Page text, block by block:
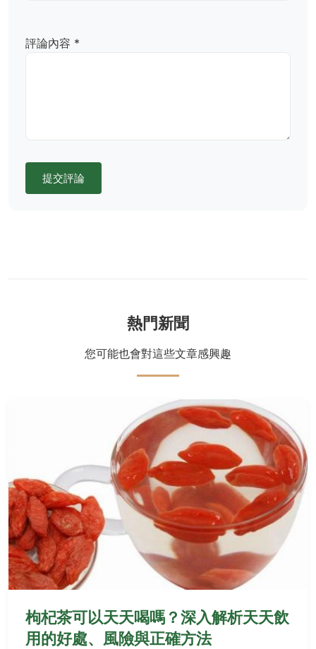
評論內容 *
提交評論
熱門新聞
您可能也會對這些文章感興趣
枸杞茶可以天天喝嗎？深入解析天天飲
用的好處、風險與正確方法